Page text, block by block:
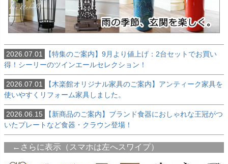
2026.07.01
【特集のご案内】9月より値上げ：2台セットでお買い
得！シーリーのツインエールセレクション！
2026.07.01
【木楽館オリジナル家具のご案内】アンティーク家具を
使いやすくリフォーム家具しました。
2026.06.15
【新商品のご案内】ブランド食器におしゃれな王冠がつ
いたプレートなど食器・クラウン登場！